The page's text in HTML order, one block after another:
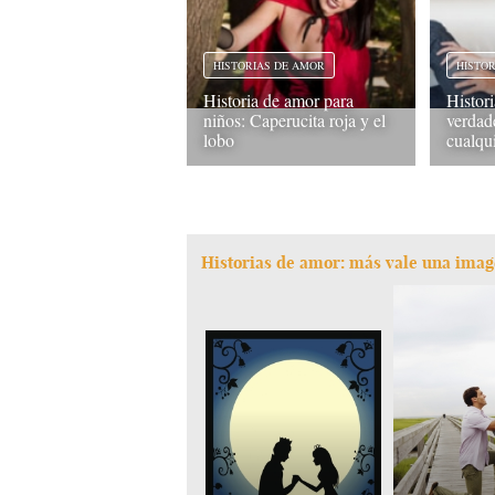
HISTORIAS DE AMOR
Historia de amor para
niños: Caperucita roja y el
lobo
Historias de amor: más vale una